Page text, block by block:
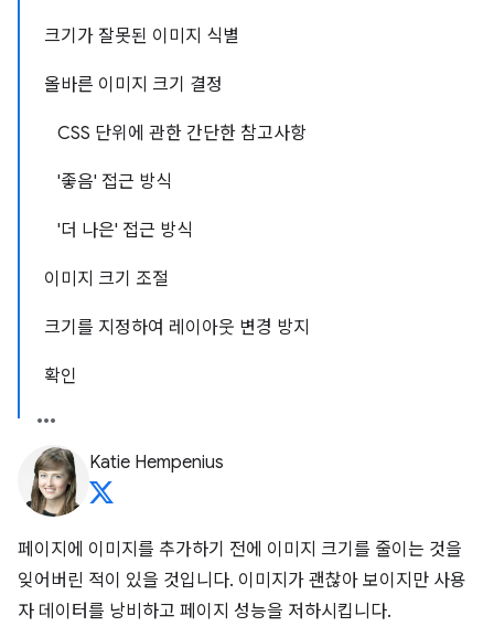
크기가 잘못된 이미지 식별
올바른 이미지 크기 결정
CSS 단위에 관한 간단한 참고사항
'좋음' 접근 방식
'더 나은' 접근 방식
이미지 크기 조절
크기를 지정하여 레이아웃 변경 방지
확인
Katie Hempenius
페이지에 이미지를 추가하기 전에 이미지 크기를 줄이는 것을
잊어버린 적이 있을 것입니다. 이미지가 괜찮아 보이지만 사용
자 데이터를 낭비하고 페이지 성능을 저하시킵니다.